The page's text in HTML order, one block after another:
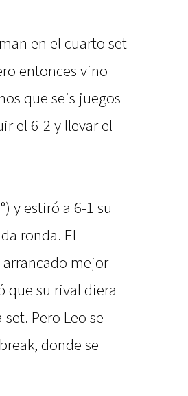
en el cuarto set
entonces vino
que seis juegos
el 6-2 y llevar el
y estiró a 6-1 su
ronda. El
mejor
que su rival diera
Pero Leo se
donde se